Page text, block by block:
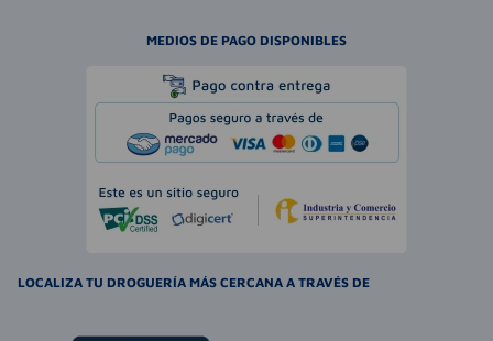
MEDIOS DE PAGO DISPONIBLES
LOCALIZA TU DROGUERÍA MÁS CERCANA A TRAVÉS DE